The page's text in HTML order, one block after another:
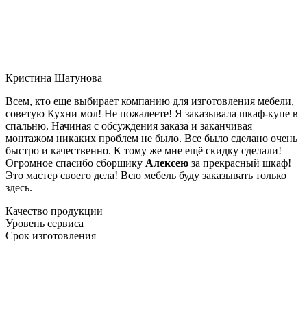
Кристина Шатунова
Всем, кто еще выбирает компанию для изготовления мебели,
советую Кухни мол! Не пожалеете! Я заказывала шкаф-купе в
спальню. Начиная с обсуждения заказа и заканчивая
монтажом никаких проблем не было. Все было сделано очень
быстро и качественно. К тому же мне ещё скидку сделали!
Огромное спасибо сборщику Алексею за прекрасный шкаф!
Это мастер своего дела! Всю мебель буду заказывать только
здесь.
Качество продукции
Уровень сервиса
Срок изготовления